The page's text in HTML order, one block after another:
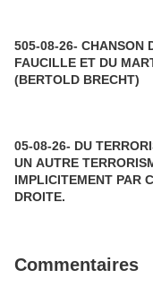
505-08-26- CHANSON
FAUCILLE ET DU
(BERTOLD BRECHT)
05-08-26- DU
UN AUTRE
IMPLICITEMENT PAR CERTAINS MEDIAS D'EXTRÊME
DROITE.
Commentaires